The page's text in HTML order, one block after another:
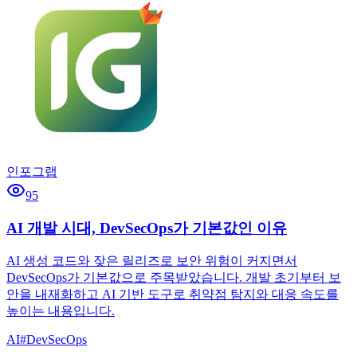
인포그랩
95
AI 개발 시대, DevSecOps가 기본값인 이유
AI 생성 코드와 잦은 릴리즈로 보안 위험이 커지면서
DevSecOps가 기본값으로 주목받았습니다. 개발 초기부터 보
안을 내재화하고 AI 기반 도구로 취약점 탐지와 대응 속도를
높이는 내용입니다.
AI#DevSecOps